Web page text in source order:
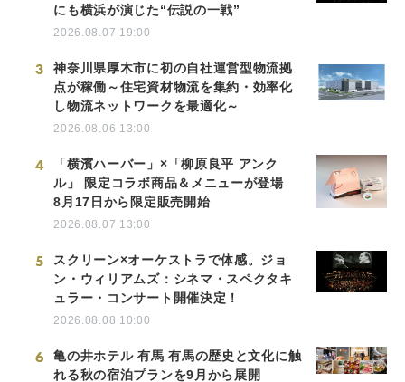
にも横浜が演じた“伝説の一戦”
2026.08.07 19:00
3
神奈川県厚木市に初の自社運営型物流拠
点が稼働～住宅資材物流を集約・効率化
し物流ネットワークを最適化～
2026.08.06 13:00
4
「横濱ハーバー」×「柳原良平 アンク
ル」 限定コラボ商品＆メニューが登場
8月17日から限定販売開始
2026.08.07 13:00
5
スクリーン×オーケストラで体感。ジョ
ン・ウィリアムズ：シネマ・スペクタキ
ュラー・コンサート開催決定！
2026.08.08 10:00
6
亀の井ホテル 有馬 有馬の歴史と文化に触
れる秋の宿泊プランを9月から展開